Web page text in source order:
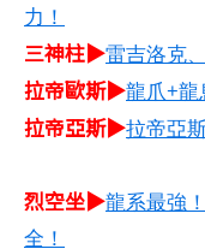
力！
三神柱▶雷吉洛克
拉帝歐斯▶龍爪+龍
拉帝亞斯▶拉帝亞
烈空坐▶龍系最強
全！